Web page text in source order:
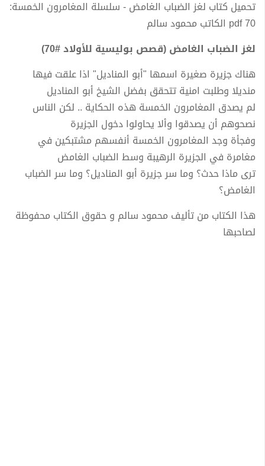
تحميل كتاب لغز الضباب الغامض - سلسلة المغامرون الخمسة:
70 pdf الكاتب محمود سالم
لغز الضباب الغامض (قصص بوليسية للأولاد #70)
هناك جزيرة صغيرة اسمها "أبو المناديل" اذا علقت فيها
منديلا وطلبت امنية تتحقق بفضل الشيخ أبو المناديل
لم يصدق المغامرون الخمسة هذه الحكاية .. لكن الناس
نصحوهم أن يصدقوا وألا يحاولوا دخول الجزيرة
وفجأة وجد المغامرون الخمسة أنفسهم مشتبكين في
مغامرة في الجزيرة الرهيبة وسط الضباب الغامض
ترى ماذا حدث؟ وما سر جزيرة أبو المناديل؟ وما سر الضباب
الغامض؟
هذا الكتاب من تأليف محمود سالم و حقوق الكتاب محفوظة
لصاحبها